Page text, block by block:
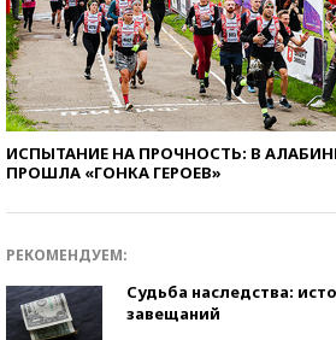
ИСПЫТАНИЕ НА ПРОЧНОСТЬ: В
ПРОШЛА «ГОНКА ГЕРОЕВ»
РЕКОМЕНДУЕМ:
Судьба наследства:
завещаний